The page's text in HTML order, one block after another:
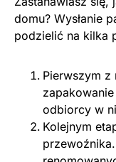
domu? Wysłanie
podzielić na kilka
Pierwszym z
odbiorcy w
Kolejnym